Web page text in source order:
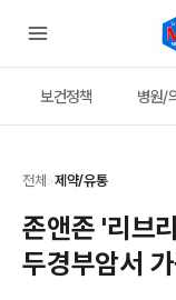
보건정책 병원/
전체 >제약/유통
존앤존 '리브
두경부암서